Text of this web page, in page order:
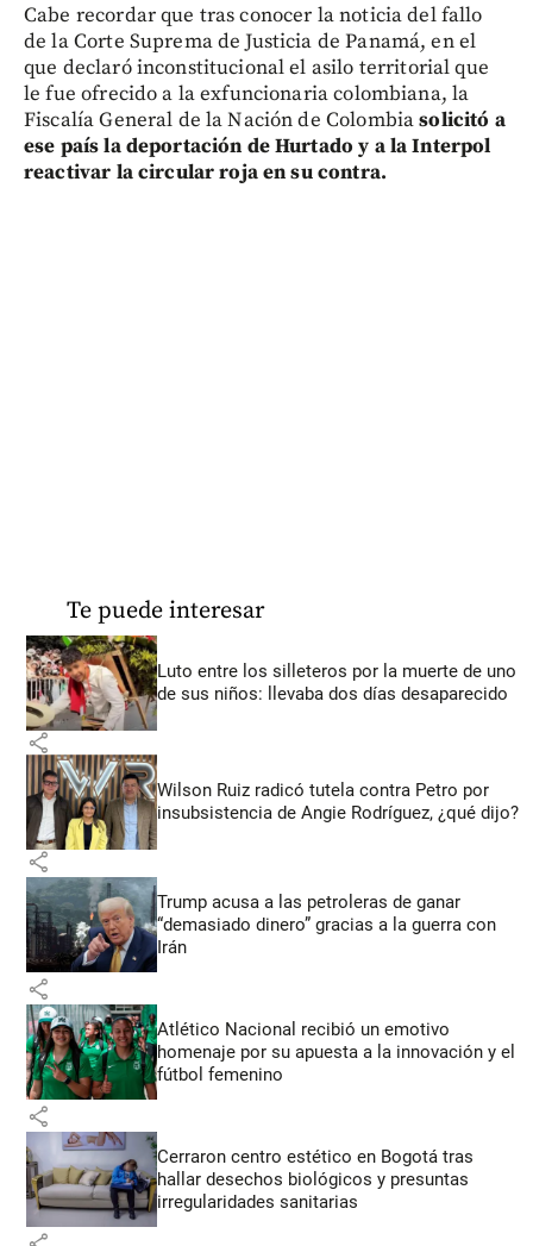
Cabe recordar que tras conocer la noticia del fallo
de la Corte Suprema de Justicia de Panamá, en el
que declaró inconstitucional el asilo territorial que
le fue ofrecido a la exfuncionaria colombiana, la
Fiscalía General de la Nación de Colombiasolicitó a
ese país la deportación de Hurtado y a la Interpol
reactivar la circular roja en su contra.
Te puede interesar
Luto entre los silleteros por la muerte de uno
de sus niños: llevaba dos días desaparecido
share
Wilson Ruiz radicó tutela contra Petro por
insubsistencia de Angie Rodríguez, ¿qué dijo?
share
Trump acusa a las petroleras de ganar
“demasiado dinero” gracias a la guerra con
Irán
share
Atlético Nacional recibió un emotivo
homenaje por su apuesta a la innovación y el
fútbol femenino
share
Cerraron centro estético en Bogotá tras
hallar desechos biológicos y presuntas
irregularidades sanitarias